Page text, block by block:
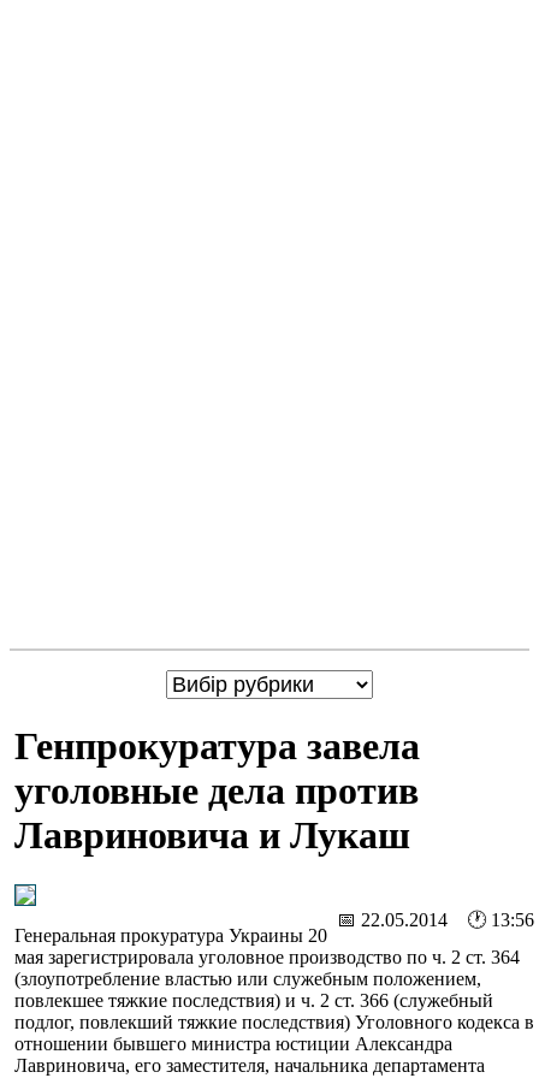
Генпрокуратура завела
уголовные дела против
Лавриновича и Лукаш
📅 22.05.2014 🕐 13:56
Генеральная прокуратура Украины 20
мая зарегистрировала уголовное производство по ч. 2 ст. 364
(злоупотребление властью или служебным положением,
повлекшее тяжкие последствия) и ч. 2 ст. 366 (служебный
подлог, повлекший тяжкие последствия) Уголовного кодекса в
отношении бывшего министра юстиции Александра
Лавриновича, его заместителя, начальника департамента